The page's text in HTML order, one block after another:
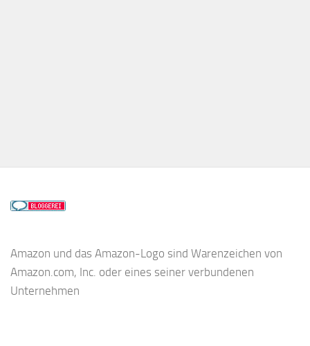
Amazon und das Amazon-Logo sind Warenzeichen von
Amazon.com, Inc. oder eines seiner verbundenen
Unternehmen